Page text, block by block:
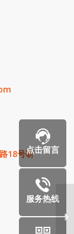
18号研点击留言
服务热线